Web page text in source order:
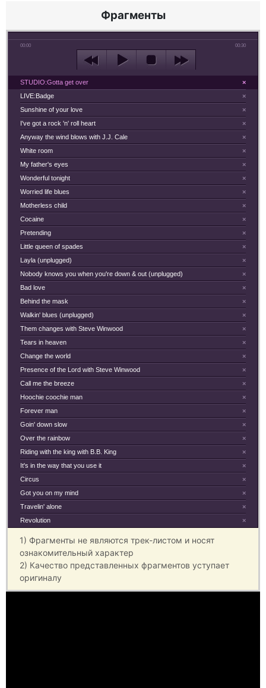
Фрагменты
00:00 00:30
×
STUDIO:Gotta get over
×
LIVE:Badge
×
Sunshine of your love
×
I've got a rock 'n' roll heart
×
Anyway the wind blows with J.J. Cale
×
White room
×
My father's eyes
×
Wonderful tonight
×
Worried life blues
×
Motherless child
×
Cocaine
×
Pretending
×
Little queen of spades
×
Layla (unplugged)
×
Nobody knows you when you're down & out (unplugged)
×
Bad love
×
Behind the mask
×
Walkin' blues (unplugged)
×
Them changes with Steve Winwood
×
Tears in heaven
×
Change the world
×
Presence of the Lord with Steve Winwood
×
Call me the breeze
×
Hoochie coochie man
×
Forever man
×
Goin' down slow
×
Over the rainbow
×
Riding with the king with B.B. King
×
It's in the way that you use it
×
Circus
×
Got you on my mind
×
Travelin' alone
×
Revolution
1) Фрагменты не являются трек-листом и носят
ознакомительный характер
2) Качество представленных фрагментов уступает
оригиналу